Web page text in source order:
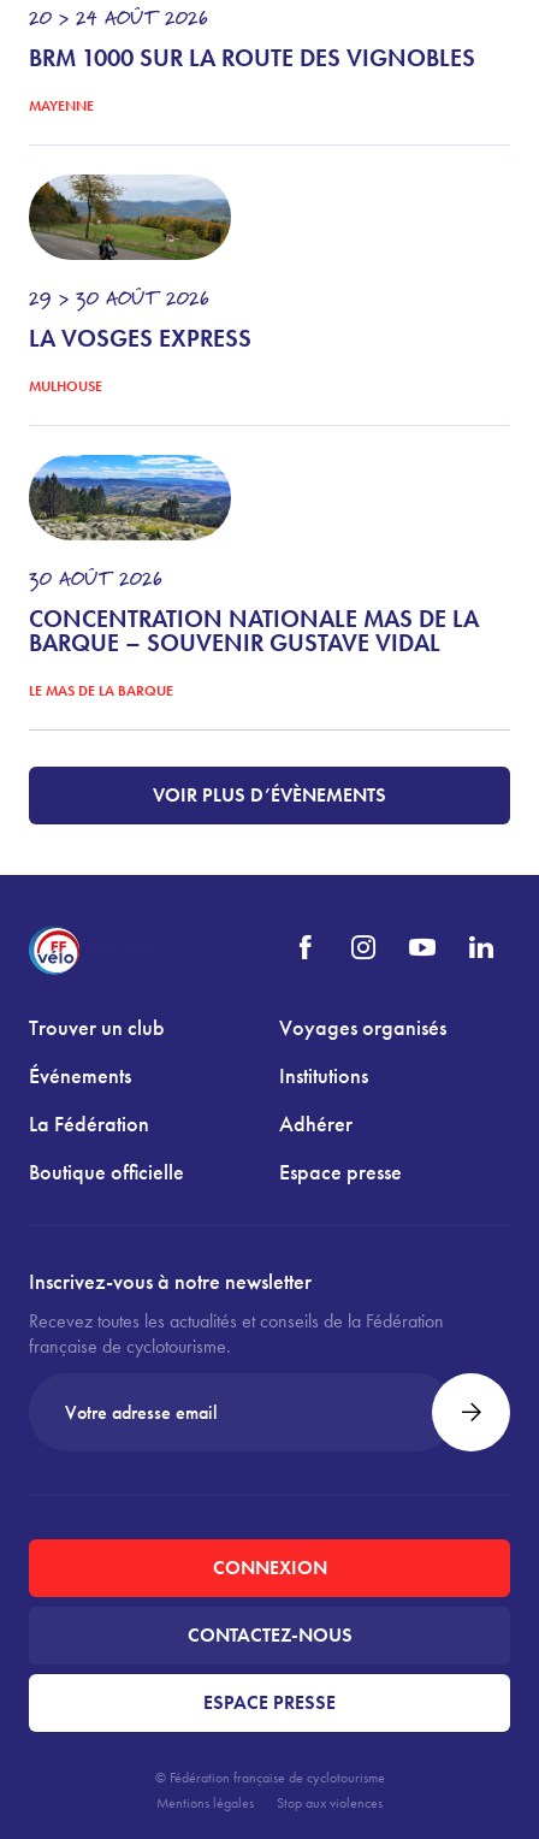
20 > 24 AOÛT 2026
BRM 1000 SUR LA ROUTE DES VIGNOBLES
MAYENNE
29 > 30 AOÛT 2026
LA VOSGES EXPRESS
MULHOUSE
30 AOÛT 2026
CONCENTRATION NATIONALE MAS DE LA
BARQUE – SOUVENIR GUSTAVE VIDAL
LE MAS DE LA BARQUE
VOIR PLUS D’ÉVÈNEMENTS
Trouver un club
Voyages organisés
Événements
Institutions
La Fédération
Adhérer
Boutique officielle
Espace presse
Inscrivez-vous à notre newsletter
Recevez toutes les actualités et conseils de la Fédération
française de cyclotourisme.
CONNEXION
CONTACTEZ-NOUS
ESPACE PRESSE
© Fédération française de cyclotourisme
Mentions légales
Stop aux violences